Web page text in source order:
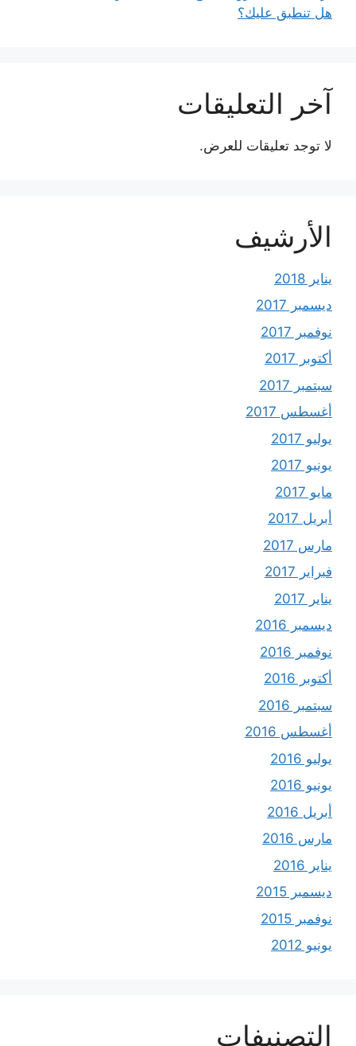
هل تنطبق عليك؟
آخر التعليقات
لا توجد تعليقات للعرض.
الأرشيف
يناير 2018
ديسمبر 2017
نوفمبر 2017
أكتوبر 2017
سبتمبر 2017
أغسطس 2017
يوليو 2017
يونيو 2017
مايو 2017
أبريل 2017
مارس 2017
فبراير 2017
يناير 2017
ديسمبر 2016
نوفمبر 2016
أكتوبر 2016
سبتمبر 2016
أغسطس 2016
يوليو 2016
يونيو 2016
أبريل 2016
مارس 2016
يناير 2016
ديسمبر 2015
نوفمبر 2015
يونيو 2012
التصنيفات